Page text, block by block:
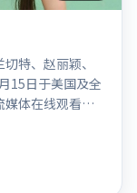
特、赵丽颖、
15日于美国及全
体在线观看。
信，适合喜欢
「顾长卫」
映」等关键词的